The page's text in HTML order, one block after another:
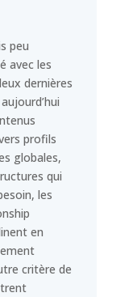
peu
avec les
dernières
profils
globales,
qui
les
en
critère de